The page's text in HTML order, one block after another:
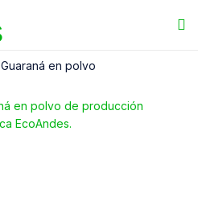
Guaraná en polvo